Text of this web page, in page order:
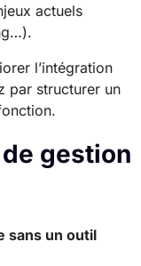
actuels
l’intégration
par structurer un
gestion
sans un outil